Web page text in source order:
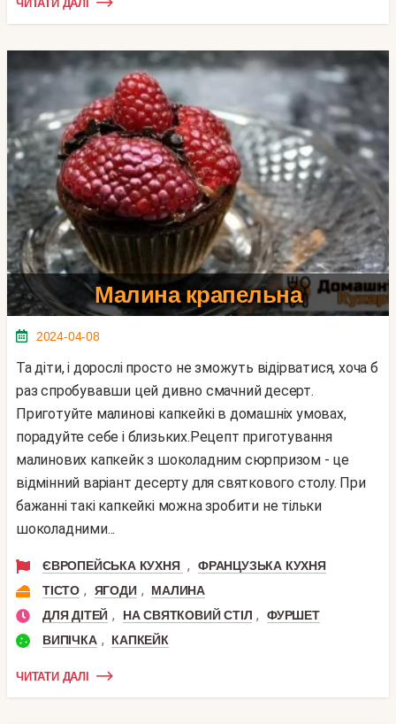
ЧИТАТИ ДАЛІ
Малина крапельна
2024-04-08
Та діти, і дорослі просто не зможуть відірватися, хоча б
раз спробувавши цей дивно смачний десерт.
Приготуйте малинові капкейкі в домашніх умовах,
порадуйте себе і близьких.Рецепт приготування
малинових капкейк з шоколадним сюрпризом - це
відмінний варіант десерту для святкового столу. При
бажанні такі капкейкі можна зробити не тільки
шоколадними...
ЄВРОПЕЙСЬКА КУХНЯ ,
ФРАНЦУЗЬКА КУХНЯ
ТІСТО , ЯГОДИ ,
МАЛИНА
ДЛЯ ДІТЕЙ , НА СВЯТКОВИЙ СТІЛ ,
ФУРШЕТ
ВИПІЧКА , КАПКЕЙК
ЧИТАТИ ДАЛІ